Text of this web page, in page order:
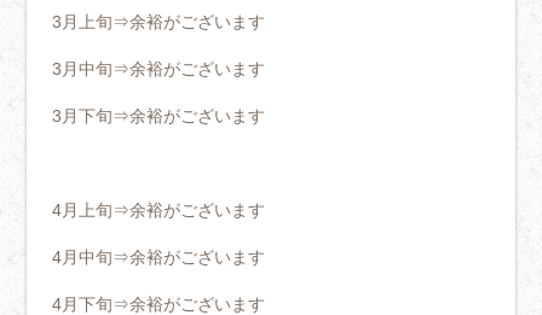
3月上旬⇒余裕がございます
3月中旬⇒余裕がございます
3月下旬⇒余裕がございます
4月上旬⇒余裕がございます
4月中旬⇒余裕がございます
4月下旬⇒余裕がございます